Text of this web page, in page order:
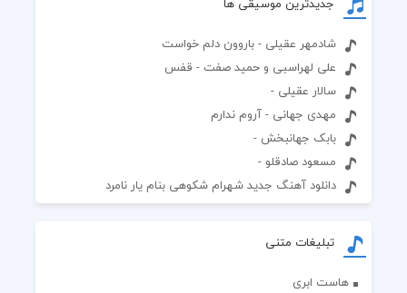
شادمهر عقیلی - باروون دلم خواست
علی لهراسبی و حمید صفت - قفس
سالار عقیلی -
مهدی جهانی - آروم ندارم
بابک جهانبخش -
مسعود صادقلو -
دانلود آهنگ جدید شهرام شکوهی بنام یار نامرد
تبلیغات متنی
هاست ابری